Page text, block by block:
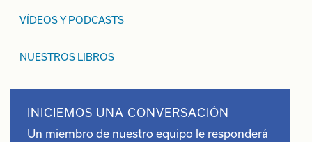
VÍDEOS Y PODCASTS
NUESTROS LIBROS
INICIEMOS UNA CONVERSACIÓN
Un miembro de nuestro equipo le responderá